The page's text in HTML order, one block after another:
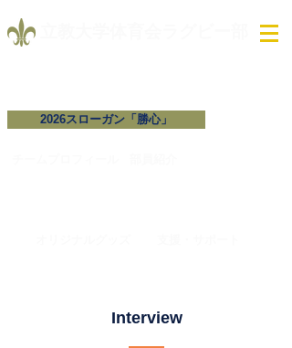
2026スローガン「勝心」
Interview​